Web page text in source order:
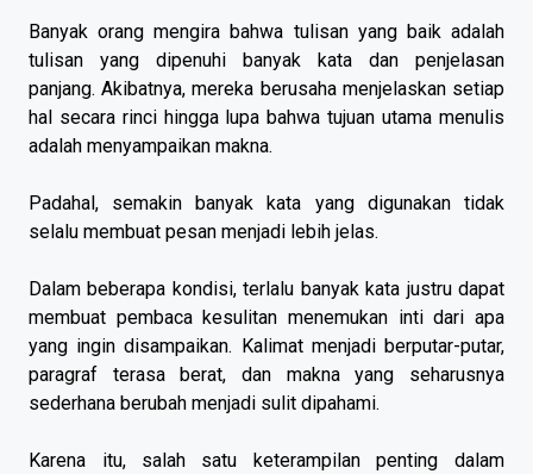
Banyak orang mengira bahwa tulisan yang baik adalah
tulisan yang dipenuhi banyak kata dan penjelasan
panjang. Akibatnya, mereka berusaha menjelaskan setiap
hal secara rinci hingga lupa bahwa tujuan utama menulis
adalah menyampaikan makna.
Padahal, semakin banyak kata yang digunakan tidak
selalu membuat pesan menjadi lebih jelas.
Dalam beberapa kondisi, terlalu banyak kata justru dapat
membuat pembaca kesulitan menemukan inti dari apa
yang ingin disampaikan. Kalimat menjadi berputar-putar,
paragraf terasa berat, dan makna yang seharusnya
sederhana berubah menjadi sulit dipahami.
Karena itu, salah satu keterampilan penting dalam